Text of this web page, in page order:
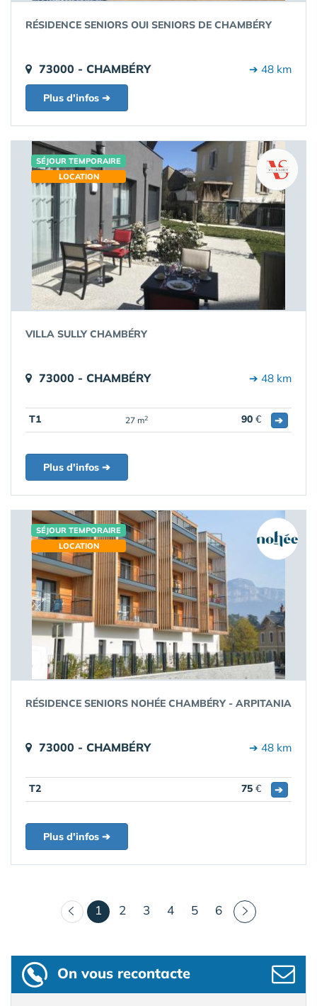
RÉSIDENCE SENIORS OUI SENIORS DE CHAMBÉRY
73000 - CHAMBÉRY ➔ 48 km
Plus d'infos ➔
SÉJOUR TEMPORAIRE
LOCATION
VILLA SULLY CHAMBÉRY
73000 - CHAMBÉRY ➔ 48 km
T1 27 m2 90 € ➔
Plus d'infos ➔
SÉJOUR TEMPORAIRE
LOCATION
RÉSIDENCE SENIORS NOHÉE CHAMBÉRY - ARPITANIA
73000 - CHAMBÉRY ➔ 48 km
T2 75 € ➔
Plus d'infos ➔
1 (courant)
2 3 4 5 6
On vous recontacte